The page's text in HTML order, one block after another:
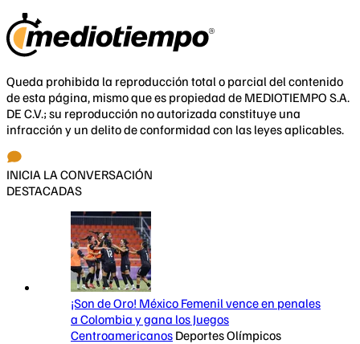
Queda prohibida la reproducción total o parcial del contenido
de esta página, mismo que es propiedad de MEDIOTIEMPO S.A.
DE C.V.; su reproducción no autorizada constituye una
infracción y un delito de conformidad con las leyes aplicables.
INICIA LA CONVERSACIÓN
DESTACADAS
¡Son de Oro! México Femenil vence en penales
a Colombia y gana los Juegos
Centroamericanos Deportes Olímpicos